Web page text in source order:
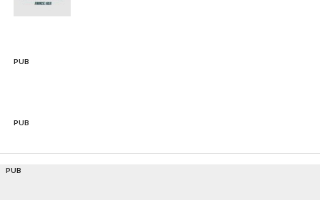
PUB
PUB
PUB